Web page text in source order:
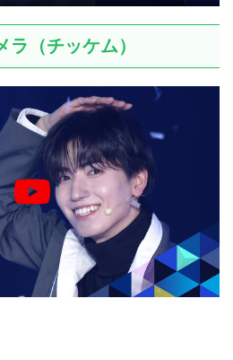
（チッケム）